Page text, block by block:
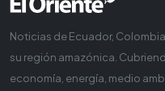
Noticias de Ecuador, Colombia
su región amazónica.
economía, energía, medio